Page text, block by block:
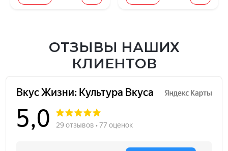
ОТЗЫВЫ НАШИХ
КЛИЕНТОВ